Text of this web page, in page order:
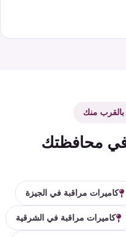
منك
محافظتك
كاميرات مراقبة في الجيزة
كاميرات مراقبة في الشرقية